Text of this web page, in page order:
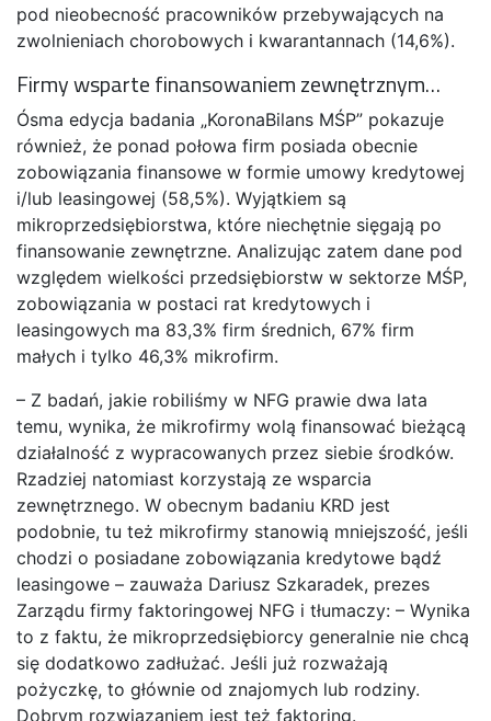
pod nieobecność pracowników przebywających na
zwolnieniach chorobowych i kwarantannach (14,6%).
Firmy wsparte finansowaniem zewnętrznym…
Ósma edycja badania „KoronaBilans MŚP” pokazuje
również, że ponad połowa firm posiada obecnie
zobowiązania finansowe w formie umowy kredytowej
i/lub leasingowej (58,5%). Wyjątkiem są
mikroprzedsiębiorstwa, które niechętnie sięgają po
finansowanie zewnętrzne. Analizując zatem dane pod
względem wielkości przedsiębiorstw w sektorze MŚP,
zobowiązania w postaci rat kredytowych i
leasingowych ma 83,3% firm średnich, 67% firm
małych i tylko 46,3% mikrofirm.
– Z badań, jakie robiliśmy w NFG prawie dwa lata
temu, wynika, że mikrofirmy wolą finansować bieżącą
działalność z wypracowanych przez siebie środków.
Rzadziej natomiast korzystają ze wsparcia
zewnętrznego. W obecnym badaniu KRD jest
podobnie, tu też mikrofirmy stanowią mniejszość, jeśli
chodzi o posiadane zobowiązania kredytowe bądź
leasingowe – zauważa Dariusz Szkaradek, prezes
Zarządu firmy faktoringowej NFG i tłumaczy: – Wynika
to z faktu, że mikroprzedsiębiorcy generalnie nie chcą
się dodatkowo zadłużać. Jeśli już rozważają
pożyczkę, to głównie od znajomych lub rodziny.
Dobrym rozwiązaniem jest też faktoring.